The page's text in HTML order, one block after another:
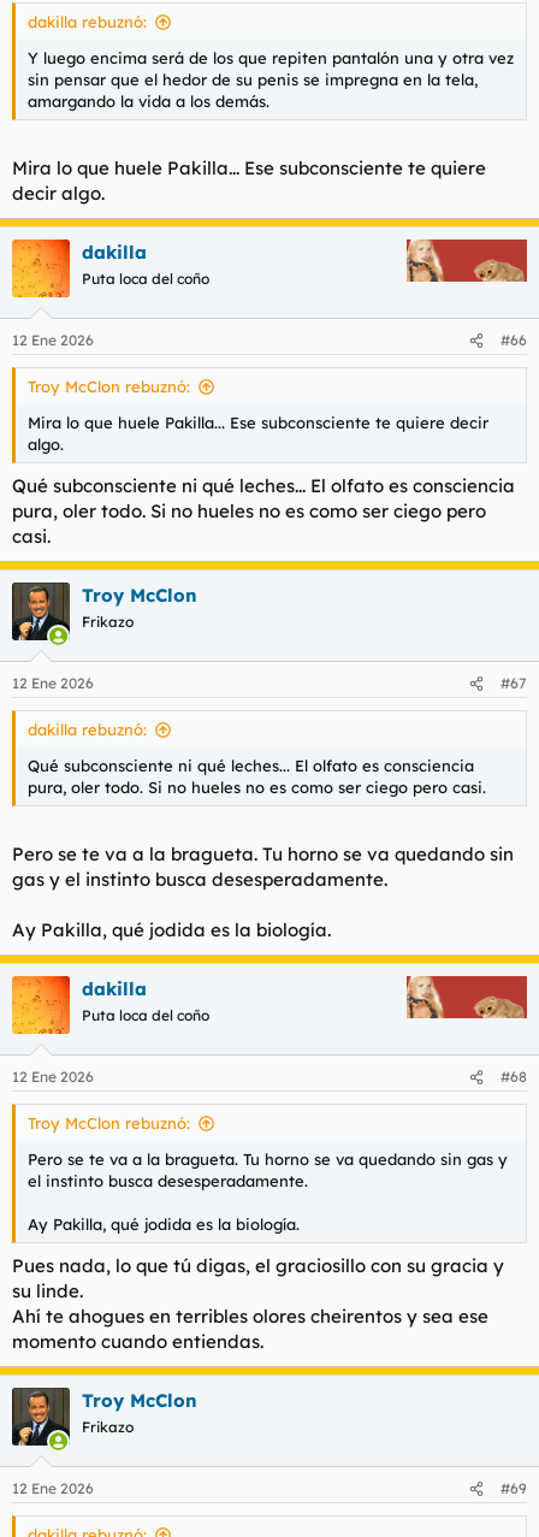
dakilla rebuznó:
Y luego encima será de los que repiten pantalón una y otra vez
sin pensar que el hedor de su penis se impregna en la tela,
amargando la vida a los demás.
Mira lo que huele Pakilla... Ese subconsciente te quiere
decir algo.
dakilla
Puta loca del coño
12 Ene 2026 #66
Troy McClon rebuznó:
Mira lo que huele Pakilla... Ese subconsciente te quiere decir
algo.
Qué subconsciente ni qué leches... El olfato es consciencia
pura, oler todo. Si no hueles no es como ser ciego pero
casi.
Troy McClon
Frikazo
12 Ene 2026 #67
dakilla rebuznó:
Qué subconsciente ni qué leches... El olfato es consciencia
pura, oler todo. Si no hueles no es como ser ciego pero casi.
Pero se te va a la bragueta. Tu horno se va quedando sin
gas y el instinto busca desesperadamente.
Ay Pakilla, qué jodida es la biología.
dakilla
Puta loca del coño
12 Ene 2026 #68
Troy McClon rebuznó:
Pero se te va a la bragueta. Tu horno se va quedando sin gas y
el instinto busca desesperadamente.
Ay Pakilla, qué jodida es la biología.
Pues nada, lo que tú digas, el graciosillo con su gracia y
su linde.
Ahí te ahogues en terribles olores cheirentos y sea ese
momento cuando entiendas.
Troy McClon
Frikazo
12 Ene 2026 #69